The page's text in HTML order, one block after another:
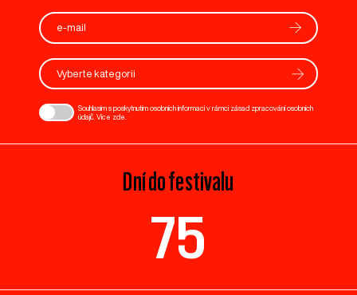
Vyberte kategorii
Souhlasím s poskytnutím osobních informací v rámci zásad zpracování osobních
údajů. Více zde
Dní do festivalu
75